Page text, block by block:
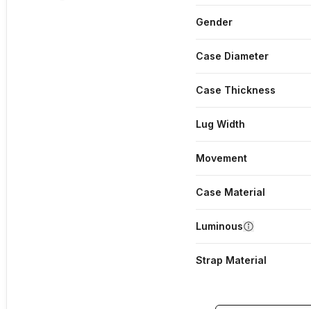
Gender
Case Diameter
Case Thickness
Lug Width
Movement
Case Material
Luminous
Strap Material